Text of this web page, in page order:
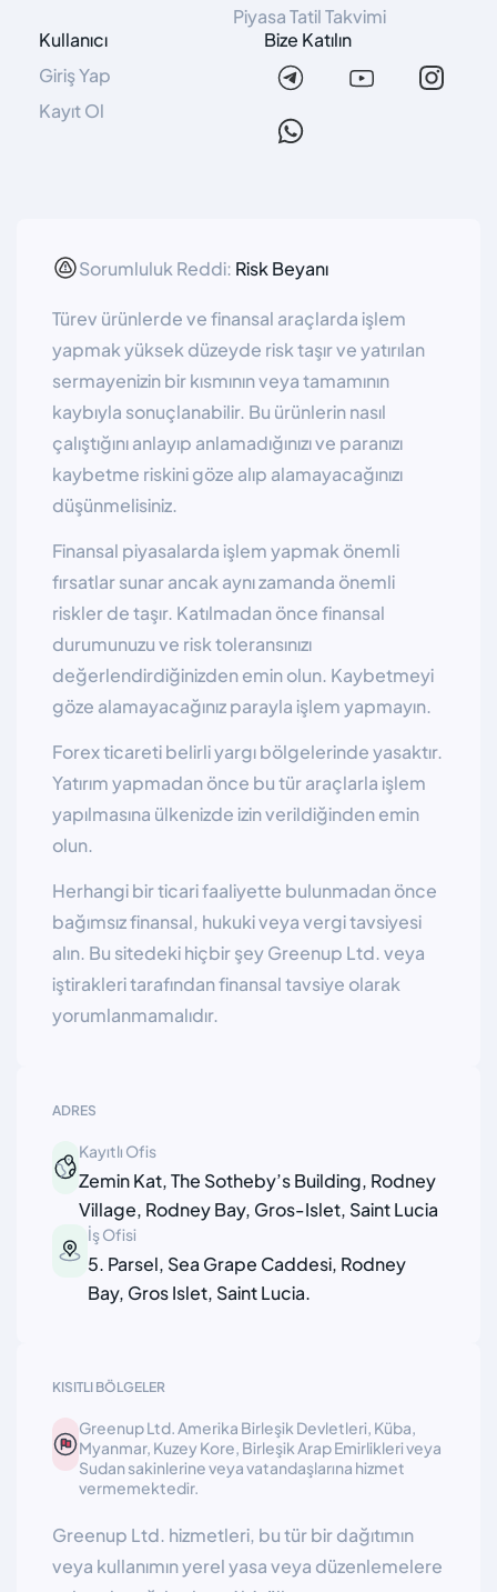
Piyasa Tatil Takvimi
Kullanıcı
Giriş Yap
Kayıt Ol
Bize Katılın
KISITLI BÖLGELER
Greenup Ltd. Amerika Birleşik Devletleri, Küba,
Myanmar, Kuzey Kore, Birleşik Arap Emirlikleri veya
Sudan sakinlerine veya vatandaşlarına hizmet
vermemektedir.
Greenup Ltd. hizmetleri, bu tür bir dağıtımın
veya kullanımın yerel yasa veya düzenlemelere
ADRES
Kayıtlı Ofis
Zemin Kat, The Sotheby’s Building, Rodney
Village, Rodney Bay, Gros-Islet, Saint Lucia
İş Ofisi
5. Parsel, Sea Grape Caddesi, Rodney
Bay, Gros Islet, Saint Lucia.
Sorumluluk Reddi: Risk Beyanı
Türev ürünlerde ve finansal araçlarda işlem
yapmak yüksek düzeyde risk taşır ve yatırılan
sermayenizin bir kısmının veya tamamının
kaybıyla sonuçlanabilir. Bu ürünlerin nasıl
çalıştığını anlayıp anlamadığınızı ve paranızı
kaybetme riskini göze alıp alamayacağınızı
düşünmelisiniz.
Finansal piyasalarda işlem yapmak önemli
fırsatlar sunar ancak aynı zamanda önemli
riskler de taşır. Katılmadan önce finansal
durumunuzu ve risk toleransınızı
değerlendirdiğinizden emin olun. Kaybetmeyi
göze alamayacağınız parayla işlem yapmayın.
Forex ticareti belirli yargı bölgelerinde yasaktır.
Yatırım yapmadan önce bu tür araçlarla işlem
yapılmasına ülkenizde izin verildiğinden emin
olun.
Herhangi bir ticari faaliyette bulunmadan önce
bağımsız finansal, hukuki veya vergi tavsiyesi
alın. Bu sitedeki hiçbir şey Greenup Ltd. veya
iştirakleri tarafından finansal tavsiye olarak
yorumlanmamalıdır.